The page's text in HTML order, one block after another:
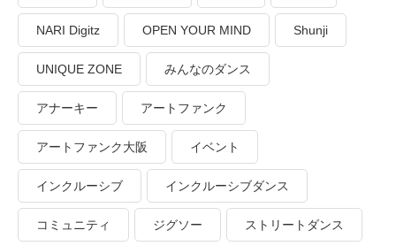
NARI Digitz OPEN YOUR MIND Shunji
UNIQUE ZONE みんなのダンス
アナーキー アートファンク
アートファンク大阪 イベント
インクルーシブ インクルーシブダンス
コミュニティ ジグソー ストリートダンス